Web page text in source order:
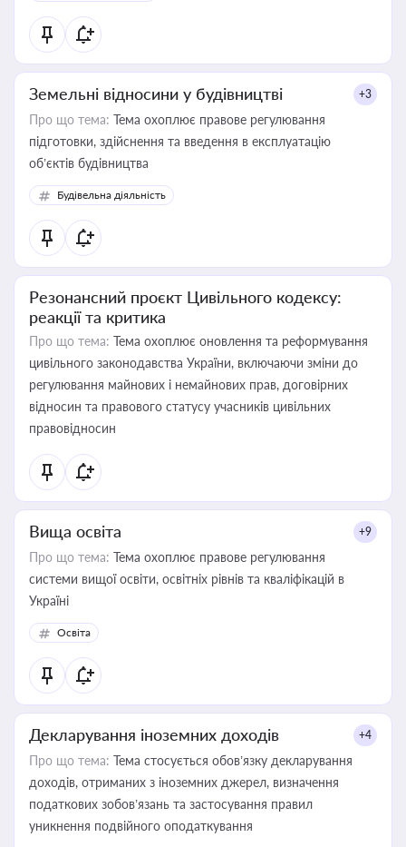
Земельні відносини у будівництві +3
Про що тема: Тема охоплює правове регулювання
підготовки, здійснення та введення в експлуатацію
об’єктів будівництва
Будівельна діяльність
Резонансний проєкт Цивільного кодексу:
реакції та критика
Про що тема: Тема охоплює оновлення та реформування
цивільного законодавства України, включаючи зміни до
регулювання майнових і немайнових прав, договірних
відносин та правового статусу учасників цивільних
правовідносин
Вища освіта +9
Про що тема: Тема охоплює правове регулювання
системи вищої освіти, освітніх рівнів та кваліфікацій в
Україні
Освіта
Декларування іноземних доходів +4
Про що тема: Тема стосується обов’язку декларування
доходів, отриманих з іноземних джерел, визначення
податкових зобов’язань та застосування правил
уникнення подвійного оподаткування